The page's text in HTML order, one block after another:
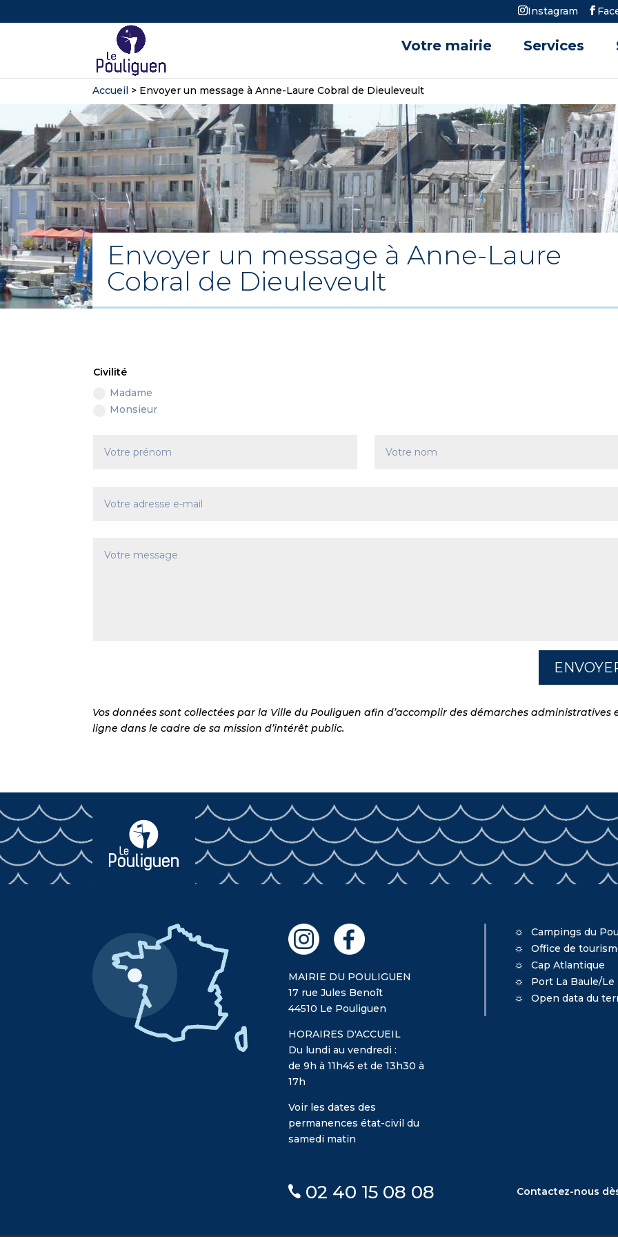
Instagram
Votre mairie Services
Accueil > Envoyer un message à Anne-Laure Cobral de Dieuleveult
Envoyer un message à Anne-Laure
Cobral de Dieuleveult
Civilité
Madame
Monsieur
Vos données sont collectées par la Ville du Pouliguen afin d’accomplir des démarches administratives
ligne dans le cadre de sa mission d’intérêt public.
MAIRIE DU POULIGUEN
17 rue Jules Benoît
44510 Le Pouliguen
HORAIRES D'ACCUEIL
Du lundi au vendredi :
de 9h à 11h45 et de 13h30 à
17h
Voir les dates des
permanences état-civil du
samedi matin
Campings du
Office de
Cap Atlantique
Port La Baule/
Open data du
02 40 15 08 08 Contactez-nous